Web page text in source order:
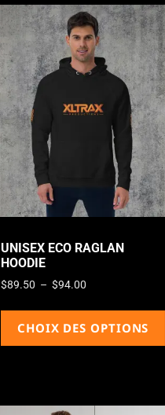
UNISEX ECO RAGLAN
HOODIE
$89.50 – $94.00
CHOIX DES OPTIONS